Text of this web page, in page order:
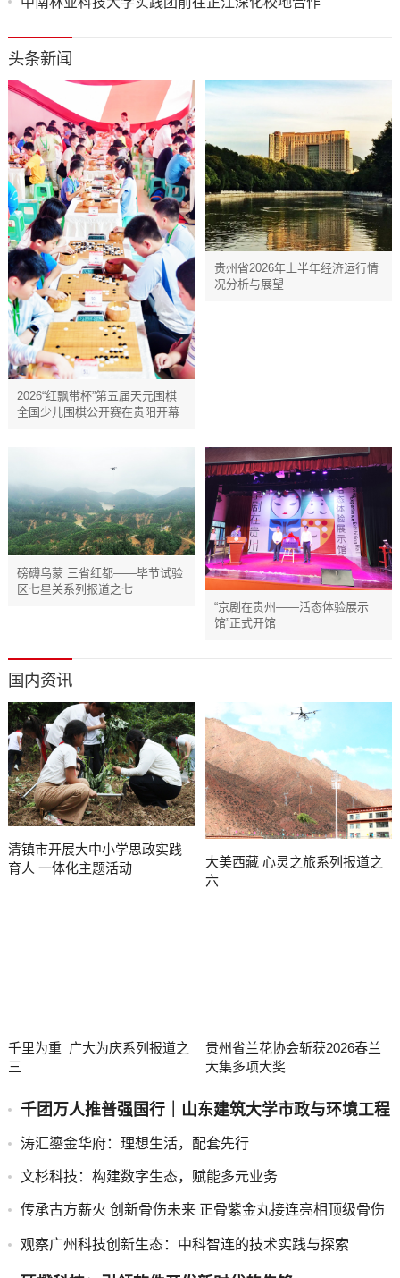
头条新闻
​​​​​​​2026“红飘带杯”第五届天元围棋
全国少儿围棋公开赛在贵阳开幕
贵州省2026年上半年经济运行情
况分析与展望
磅礴乌蒙 三省红都——毕节试验
区七星关系列报道之七
“京剧在贵州——活态体验展示
馆”正式开馆
国内资讯
清镇市开展大中小学思政实践
育人 一体化主题活动
大美西藏 心灵之旅系列报道之
六
千里为重 广大为庆系列报道之
三
贵州省兰花协会斩获2026春兰
大集多项大奖
千团万人推普强国行｜山东建筑大学市政与环境工程
实践活动
​涛汇鎏金华府：理想生活，配套先行
​文杉科技：构建数字生态，赋能多元业务
​传承古方薪火 创新骨伤未来 正骨紫金丸接连亮相顶级骨伤
​观察广州科技创新生态：中科智连的技术实践与探索